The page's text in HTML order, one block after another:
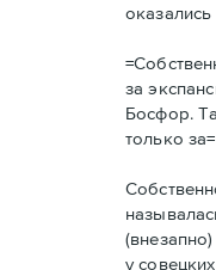
за
Босфор.
только за=
у